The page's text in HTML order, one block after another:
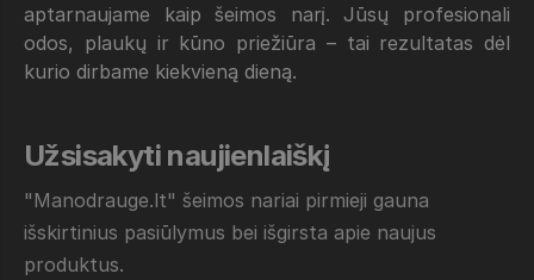
aptarnaujame kaip šeimos narį. Jūsų profesionali
odos, plaukų ir kūno priežiūra – tai rezultatas dėl
kurio dirbame kiekvieną dieną.
Užsisakyti naujienlaiškį
"Manodrauge.lt" šeimos nariai pirmieji gauna
išskirtinius pasiūlymus bei išgirsta apie naujus
produktus.